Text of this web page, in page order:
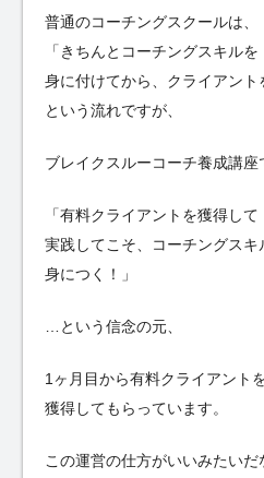
普通のコーチングスクールは、
「きちんとコーチングスキルを
身に付けてから、クライアント
という流れですが、
ブレイクスルーコーチ養成講座
「有料クライアントを獲得して
実践してこそ、コーチングスキ
身につく！」
…という信念の元、
1ヶ月目から有料クライアント
獲得してもらっています。
この運営の仕方がいいみたいだ